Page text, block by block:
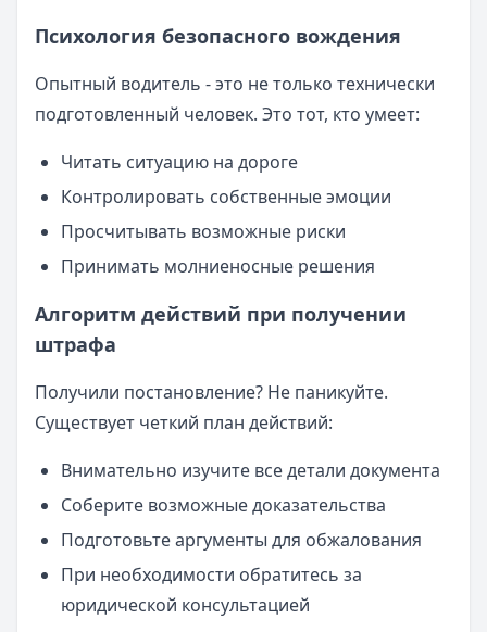
Психология безопасного вождения
Опытный водитель - это не только технически
подготовленный человек. Это тот, кто умеет:
Читать ситуацию на дороге
Контролировать собственные эмоции
Просчитывать возможные риски
Принимать молниеносные решения
Алгоритм действий при получении
штрафа
Получили постановление? Не паникуйте.
Существует четкий план действий:
Внимательно изучите все детали документа
Соберите возможные доказательства
Подготовьте аргументы для обжалования
При необходимости обратитесь за
юридической консультацией